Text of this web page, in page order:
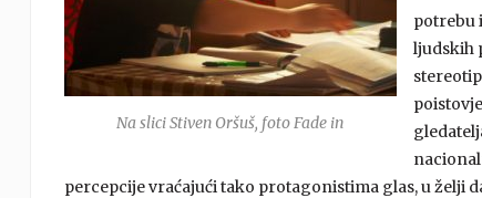
Na slici Stiven Oršuš, foto Fade in
potrebu
ljudskih
percepcije vraćajući tako protagonistima glas, u želji